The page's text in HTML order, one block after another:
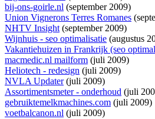
bij-ons-goirle.nl (september 2009)
Union Vignerons Terres Romanes
NHTV Insight(september 2009)
Wijnhuis - seo optimalisatie (augustus
Vakantiehuizen in Frankrijk (seo
macmedic.nl mailform (juli 2009)
Heliotech - redesign (juli 2009)
NVLA Updater(juli 2009)
Assortimentsmeter - onderhoud (juli
gebruiktemelkmachines.com (juli 2009)
voetbalcanon.nl (juli 2009)